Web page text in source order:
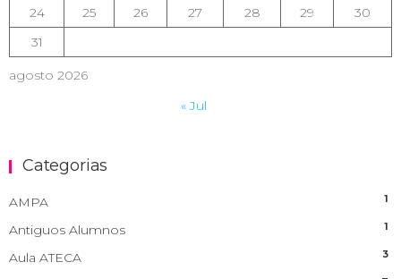
agosto 2026
24
25 26 27 28 29
30
31
« Jul
Categorias
AMPA 1
Antiguos Alumnos 1
Aula ATECA 3